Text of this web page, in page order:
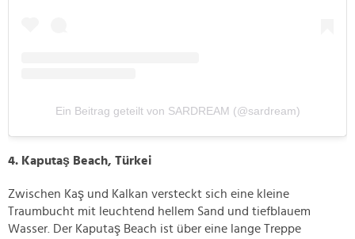
Ein Beitrag geteilt von SARDREAM (@sardream)
4. Kaputaş Beach, Türkei
Zwischen Kaş und Kalkan versteckt sich eine kleine
Traumbucht mit leuchtend hellem Sand und tiefblauem
Wasser. Der Kaputaş Beach ist über eine lange Treppe